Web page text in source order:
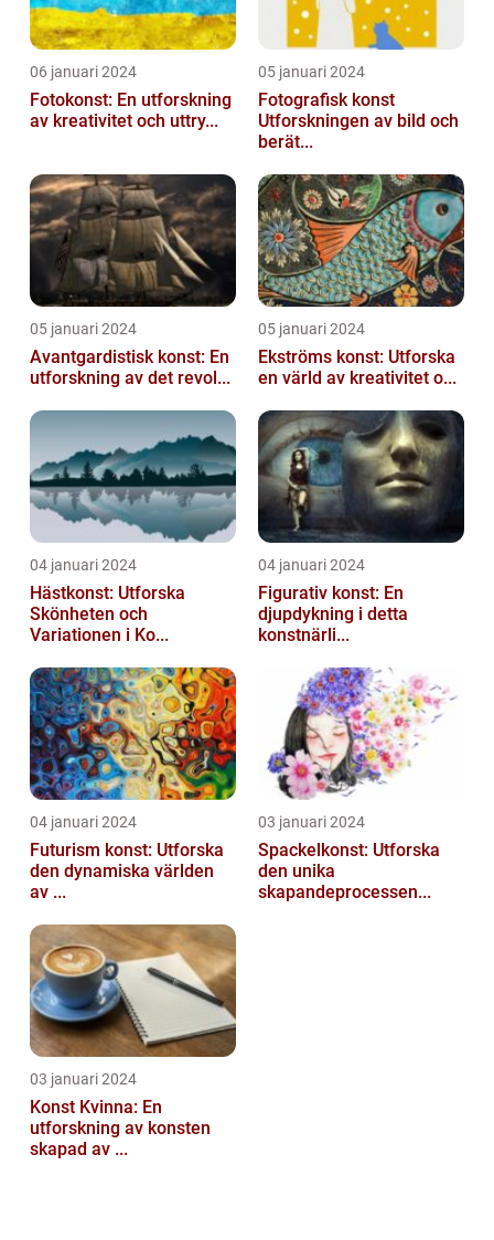
06 januari 2024
Fotokonst: En utforskning
av kreativitet och uttry...
05 januari 2024
Fotografisk konst
Utforskningen av bild och
berät...
05 januari 2024
Avantgardistisk konst: En
utforskning av det revol...
05 januari 2024
Ekströms konst: Utforska
en värld av kreativitet o...
04 januari 2024
Hästkonst: Utforska
Skönheten och
Variationen i Ko...
04 januari 2024
Figurativ konst: En
djupdykning i detta
konstnärli...
04 januari 2024
Futurism konst: Utforska
den dynamiska världen
av ...
03 januari 2024
Spackelkonst: Utforska
den unika
skapandeprocessen...
03 januari 2024
Konst Kvinna: En
utforskning av konsten
skapad av ...